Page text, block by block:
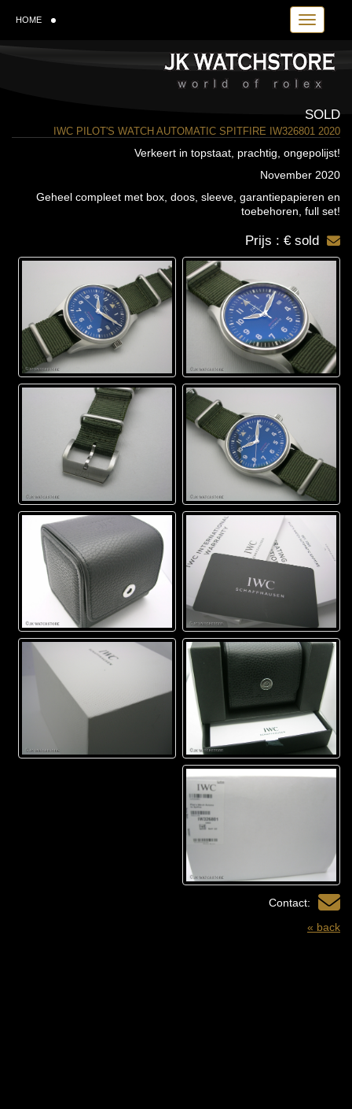
Toggle
HOME
SOLD
IWC PILOT'S WATCH AUTOMATIC SPITFIRE IW326801 2020
Verkeert in topstaat, prachtig, ongepolijst!
November 2020
Geheel compleet met box, doos, sleeve, garantiepapieren en
toebehoren, full set!
Prijs : € sold
Contact:
« back